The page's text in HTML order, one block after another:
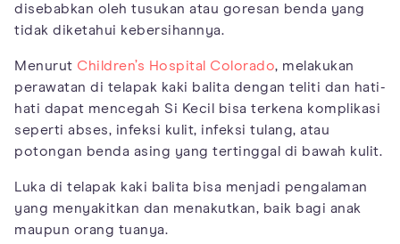
disebabkan oleh tusukan atau goresan benda yang
tidak diketahui kebersihannya.
Menurut Children’s Hospital Colorado, melakukan
perawatan di telapak kaki balita dengan teliti dan hati-
hati dapat mencegah Si Kecil bisa terkena komplikasi
seperti abses, infeksi kulit, infeksi tulang, atau
potongan benda asing yang tertinggal di bawah kulit.
Luka di telapak kaki balita bisa menjadi pengalaman
yang menyakitkan dan menakutkan, baik bagi anak
maupun orang tuanya.